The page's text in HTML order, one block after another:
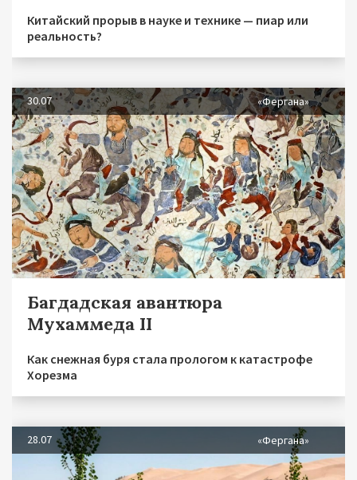
Китайский прорыв в науке и технике — пиар или
реальность?
30.07 «Фергана»
Багдадская авантюра
Мухаммеда II
Как снежная буря стала прологом к катастрофе
Хорезма
28.07 «Фергана»